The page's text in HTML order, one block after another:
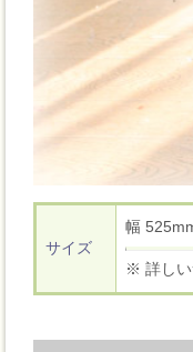
サイズ
幅
※ 詳しい